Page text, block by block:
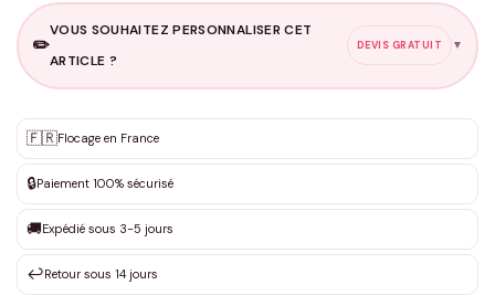
✏️
VOUS SOUHAITEZ PERSONNALISER CET
ARTICLE ?
DEVIS GRATUIT ▼
✨ Personnalisation sur mesure
DEVIS GRATUIT · Personnalisation de 3 à 10€ selon la demande
Que souhaitez-vous ?*
Votre texte / idée*
🇫🇷Flocage en France
🔒Paiement 100% sécurisé
🚚Expédié sous 3-5 jours
↩️Retour sous 14 jours